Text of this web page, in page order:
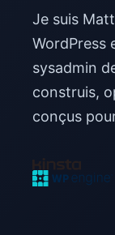
Je suis
WordPress
sysadmin
construis,
conçus